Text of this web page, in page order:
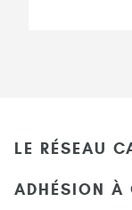
LE RÉSEAU
ADHÉSION À